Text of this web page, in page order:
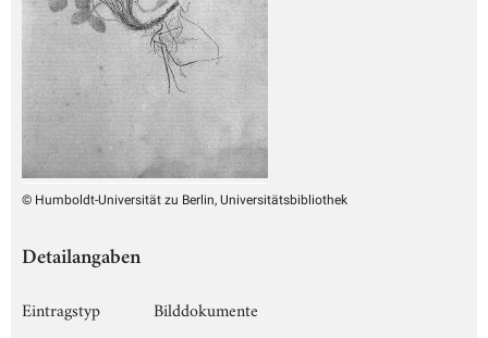
© Humboldt-Universität zu Berlin, Universitätsbibliothek
Detailangaben
Eintragstyp
Bilddokumente